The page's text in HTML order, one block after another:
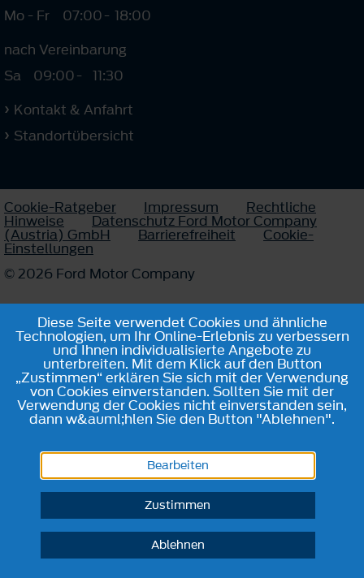
Mo - Fr
07:00- 18:00
nach Vereinbarung
Sa
09:00- 11:30
Kontakt & Anfahrt
Standortübersicht
Cookie-Ratgeber Impressum Rechtliche
Hinweise Datenschutz Ford Motor Company
(Austria) GmbH Barrierefreiheit Cookie-
Einstellungen
© 2026 Ford Motor Company
Diese Seite verwendet Cookies und ähnliche
Technologien, um Ihr Online-Erlebnis zu verbessern
und Ihnen individualisierte Angebote zu
unterbreiten. Mit dem Klick auf den Button
„Zustimmen“ erklären Sie sich mit der Verwendung
von Cookies einverstanden. Sollten Sie mit der
Verwendung der Cookies nicht einverstanden sein,
dann w&auml;hlen Sie den Button "Ablehnen".
Bearbeiten
Zustimmen
Ablehnen